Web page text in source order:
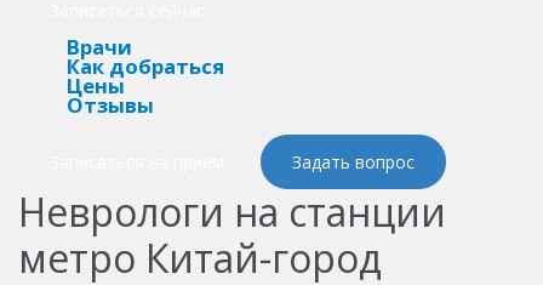
Врачи
Как добраться
Цены
Отзывы
Задать вопрос
Неврологи на станции
метро Китай-город